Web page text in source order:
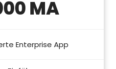
MA
Enterprise App